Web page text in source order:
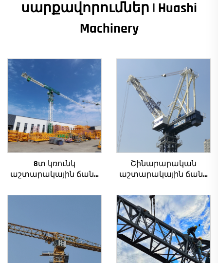
սարքավորումներ | Huashi
Machinery
8տ կռունկ
աշտարակային ճանկ
մրցունակ գնով
Շինարարական
աշտարակային ճանկ
բեռնամբարի
հզորությամբ, նոր
ատամնանիվի արկղ,
ատամնանիվի շարժիչ,
աստիճանավոր
ստորին մաս